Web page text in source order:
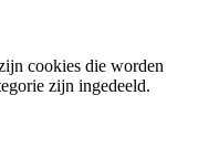
cookies die worden
zijn ingedeeld.